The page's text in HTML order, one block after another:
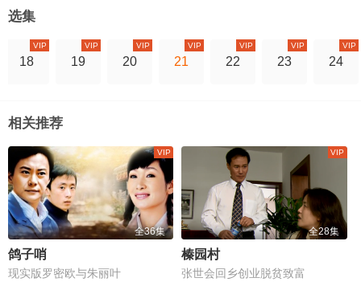
选集
18
VIP
19
VIP
20
VIP
21
VIP
22
VIP
23
VIP
24
VIP
相关推荐
全36集
鸽子哨
现实版罗密欧与朱丽叶
全28集
榛园村
张世会回乡创业脱贫致富